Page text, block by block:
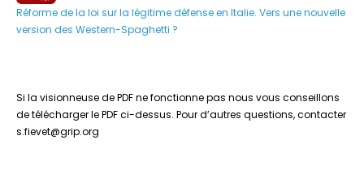
Réforme de la loi sur la légitime défense en Italie. Vers une nouvelle
version des Western-Spaghetti ?
Si la visionneuse de PDF ne fonctionne pas nous vous conseillons
de télécharger le PDF ci-dessus. Pour d’autres questions, contacter
s.fievet@grip.org